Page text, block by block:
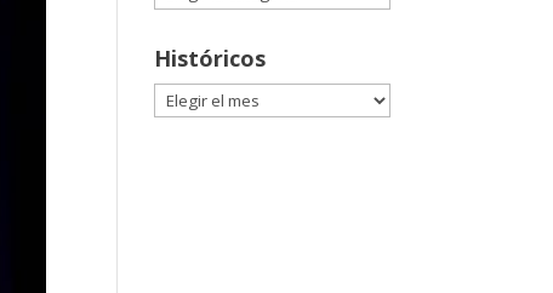
dentro
Categorías
Históricos
Históricos